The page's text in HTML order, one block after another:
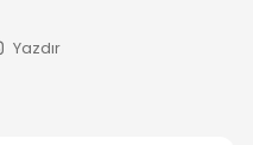
Yazdır